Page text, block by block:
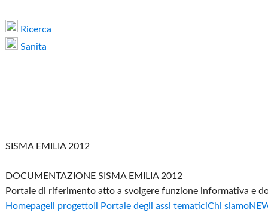
Ricerca
Sanita
SISMA EMILIA 2012
DOCUMENTAZIONE SISMA EMILIA 2012
Portale di riferimento atto a svolgere funzione informativa e
Homepage Il progetto Il Portale degli assi tematiciChi siamo